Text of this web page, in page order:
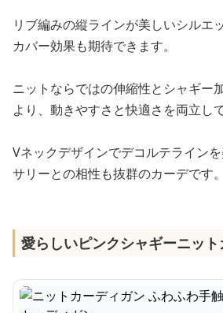
リブ編みの縦ラインが美しいシルエ
カバー効果も期待できます。
ニットならではの伸縮性とシャギー
より、動きやすさと快適さを両立し
Vネックデザインでデコルテライン
サリーとの相性も抜群のカーデです。
愛らしいピンクシャギーニッ